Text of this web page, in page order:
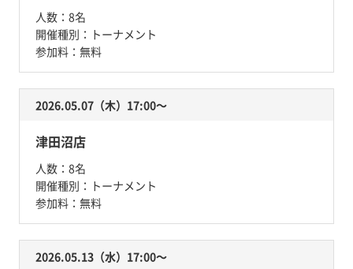
人数： 8名
開催種別： トーナメント
参加料： 無料
2026.05.07（木）17:00〜
津田沼店
人数： 8名
開催種別： トーナメント
参加料： 無料
2026.05.13（水）17:00〜